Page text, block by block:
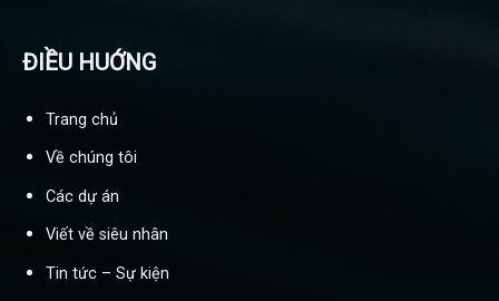
ĐIỀU HUỚNG
Trang chủ
Về chúng tôi
Các dự án
Viết về siêu nhân
Tin tức – Sự kiện